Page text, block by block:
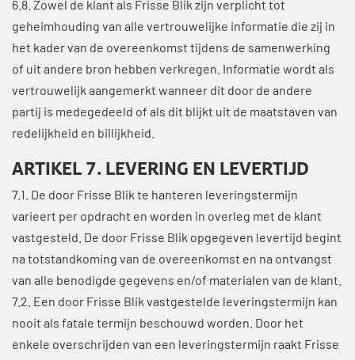
6.8. Zowel de klant als Frisse Blik zijn verplicht tot
geheimhouding van alle vertrouwelijke informatie die zij in
het kader van de overeenkomst tijdens de samenwerking
of uit andere bron hebben verkregen. Informatie wordt als
vertrouwelijk aangemerkt wanneer dit door de andere
partij is medegedeeld of als dit blijkt uit de maatstaven van
redelijkheid en billijkheid.
ARTIKEL 7. LEVERING EN LEVERTIJD
7.1. De door Frisse Blik te hanteren leveringstermijn
varieert per opdracht en worden in overleg met de klant
vastgesteld. De door Frisse Blik opgegeven levertijd begint
na totstandkoming van de overeenkomst en na ontvangst
van alle benodigde gegevens en/of materialen van de klant.
7.2. Een door Frisse Blik vastgestelde leveringstermijn kan
nooit als fatale termijn beschouwd worden. Door het
enkele overschrijden van een leveringstermijn raakt Frisse